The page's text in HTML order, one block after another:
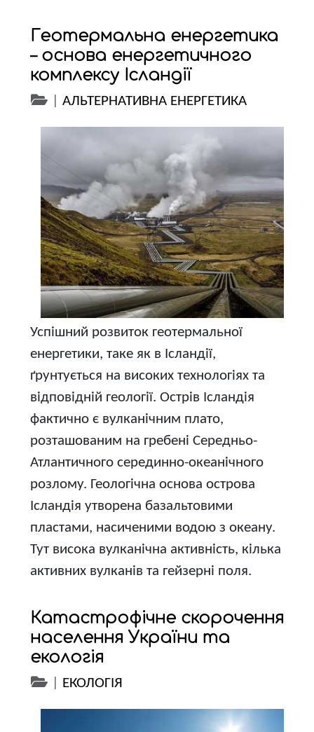
Геотермальна енергетика
– основа енергетичного
комплексу Ісландії
|АЛЬТЕРНАТИВНА ЕНЕРГЕТИКА
Успішний розвиток геотермальної
енергетики, таке як в Ісландії,
ґрунтується на високих технологіях та
відповідній геології. Острів Ісландія
фактично є вулканічним плато,
розташованим на гребені Середньо-
Атлантичного серединно-океанічного
розлому. Геологічна основа острова
Ісландія утворена базальтовими
пластами, насиченими водою з океану.
Тут висока вулканічна активність, кілька
активних вулканів та гейзерні поля.
Катастрофічне скорочення
населення України та
екологія
ЕКОЛОГІЯ